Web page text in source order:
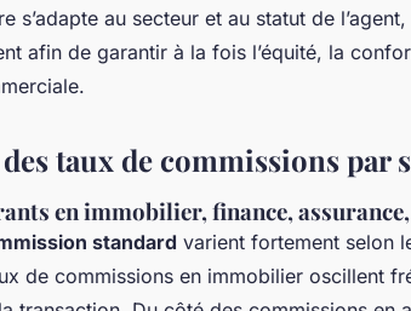
s’adapte au secteur et au statut de
afin de garantir à la fois l’équité, la
taux de commissions par
en immobilier, finance,
standard varient fortement selon
de commissions en immobilier oscillent